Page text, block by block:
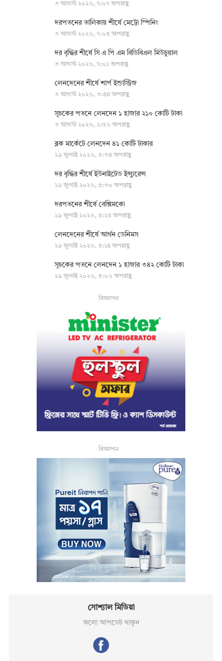
৩ আগস্ট ২০২৬, ৭:০৭ অপরাহ্ণ
দরপতনের তালিকায় শীর্ষে মেট্রো স্পিনিং
৩ আগস্ট ২০২৬, ৭:০৫ অপরাহ্ণ
দর বৃদ্ধির শীর্ষে সি এ পি এম বিডিবিএল মিউচুয়াল
৩ আগস্ট ২০২৬, ৭:০১ অপরাহ্ণ
লেনদেনের শীর্ষে শার্প ইন্ডাস্ট্রিজ
৩ আগস্ট ২০২৬, ৩:৪৪ অপরাহ্ণ
সূচকের পতনে লেনদেন ১ হাজার ২১০ কোটি টাকা
৩ আগস্ট ২০২৬, ২:৫৬ অপরাহ্ণ
ব্লক মার্কেটে লেনদেন ৪১ কোটি টাকার
২৯ জুলাই ২০২৬, ৫:৩৪ অপরাহ্ণ
দর বৃদ্ধির শীর্ষে ইউনাইটেড ইন্স্যুরেন্স
২৯ জুলাই ২০২৬, ৫:৩০ অপরাহ্ণ
দরপতনের শীর্ষে বেক্সিমকো
২৯ জুলাই ২০২৬, ৫:২৫ অপরাহ্ণ
লেনদেনের শীর্ষে আর্গন ডেনিমস
২৯ জুলাই ২০২৬, ৫:১৪ অপরাহ্ণ
সূচকের পতনে লেনদেন ১ হাজার ৩৪২ কোটি টাকা
২৯ জুলাই ২০২৬, ৫:০৬ অপরাহ্ণ
বিজ্ঞাপন
বিজ্ঞাপন
সোশ্যাল মিডিয়া
ফলো আপডেট থাকুন